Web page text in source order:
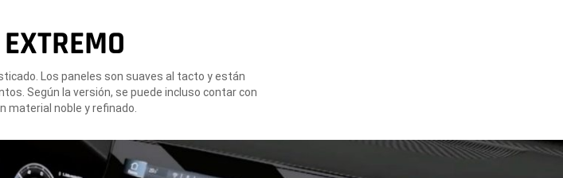
Los paneles son suaves al tacto y están
Según la versión, se puede incluso contar con
material noble y refinado.